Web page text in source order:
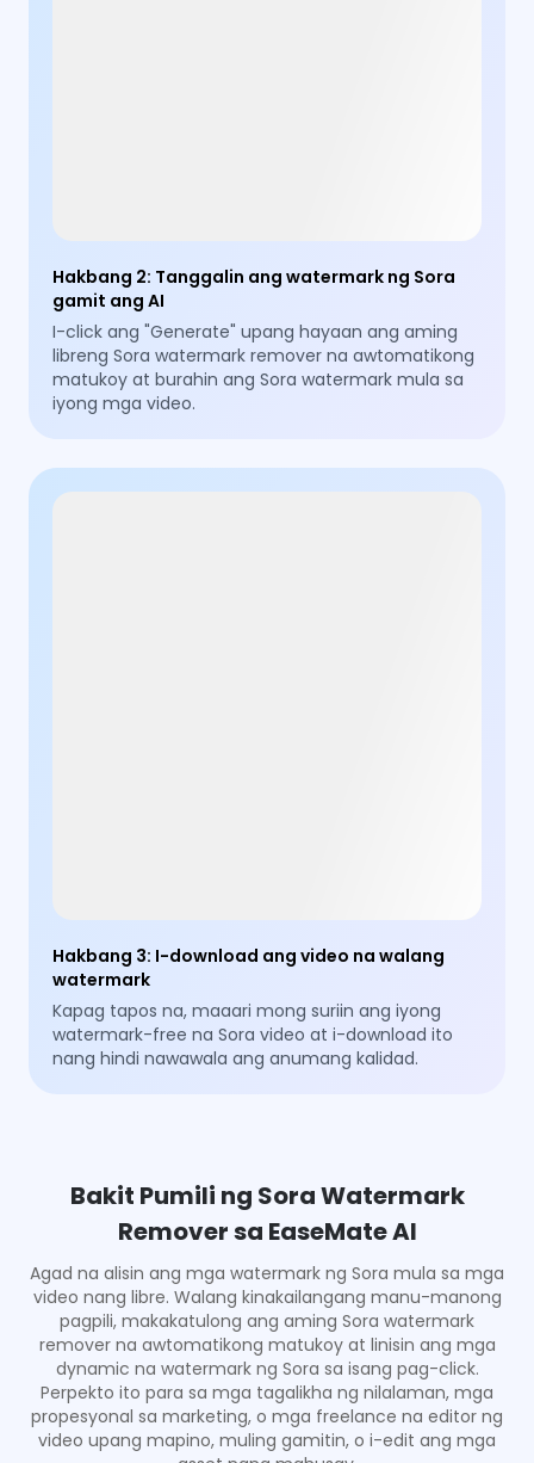
Hakbang 2: Tanggalin ang watermark ng Sora
gamit ang AI
I-click ang "Generate" upang hayaan ang aming
libreng Sora watermark remover na awtomatikong
matukoy at burahin ang Sora watermark mula sa
iyong mga video.
Hakbang 3: I-download ang video na walang
watermark
Kapag tapos na, maaari mong suriin ang iyong
watermark-free na Sora video at i-download ito
nang hindi nawawala ang anumang kalidad.
Bakit Pumili ng Sora Watermark
Remover sa EaseMate AI
Agad na alisin ang mga watermark ng Sora mula sa mga
video nang libre. Walang kinakailangang manu-manong
pagpili, makakatulong ang aming Sora watermark
remover na awtomatikong matukoy at linisin ang mga
dynamic na watermark ng Sora sa isang pag-click.
Perpekto ito para sa mga tagalikha ng nilalaman, mga
propesyonal sa marketing, o mga freelance na editor ng
video upang mapino, muling gamitin, o i-edit ang mga